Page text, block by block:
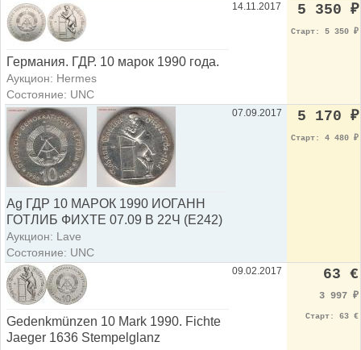
Германия. ГДР. 10 марок 1990 года.
Аукцион: Hermes
Состояние: UNC
14.11.2017 5 350 ₽
Старт: 5 350 ₽
Ag ГДР 10 МАРОК 1990 ИОГАНН
ГОТЛИБ ФИХТЕ 07.09 В 22Ч (Е242)
Аукцион: Lave
Состояние: UNC
07.09.2017 5 170 ₽
Старт: 4 480 ₽
Gedenkmünzen 10 Mark 1990. Fichte
Jaeger 1636 Stempelglanz
09.02.2017 63 €
3 997 ₽
Старт: 63 €